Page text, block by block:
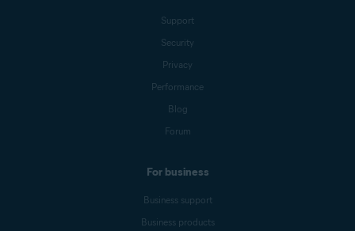
Support
Security
Privacy
Performance
Blog
Forum
For business
Business support
Business products